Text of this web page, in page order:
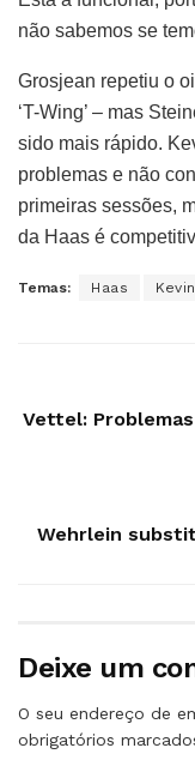
não sabemos se
Grosjean repetiu o
‘T-Wing’ – mas
sido mais rápido.
problemas e não
primeiras sessões,
da Haas é
Temas: Haas
Vettel:
Wehrlein
Deixe um
O seu endereço de
obrigatórios